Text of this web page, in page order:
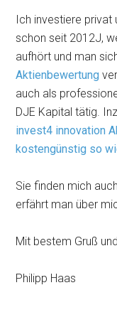
Ich investiere privat
schon seit 2012J,
aufhört und man
Aktienbewertung
auch als
DJE Kapital tätig.
invest4 innovation
kostengünstig so
Sie finden mich
erfährt man über
Mit bestem Gruß
Philipp Haas